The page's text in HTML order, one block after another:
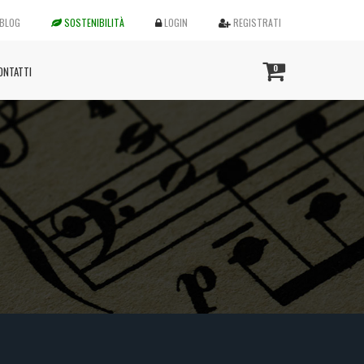
BLOG SOSTENIBILITÀ LOGIN REGISTRATI
0